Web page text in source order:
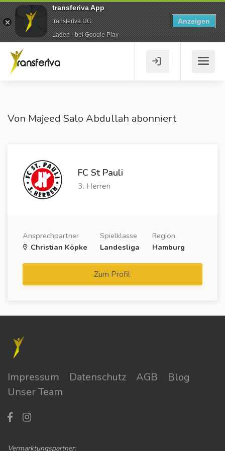
Von Majeed Salo Abdullah abonniert
FC St Pauli
3. Herren
Ansprechpartner
Christian Köpke
Spielklasse
Landesliga
Region
Hamburg
Zum Profil
Impressum Datenschutz AGB
Blog
Unser Team
Vermarktungspartner:
transferiva App
transferiva UG
Laden - bei Google Play
Anzeigen